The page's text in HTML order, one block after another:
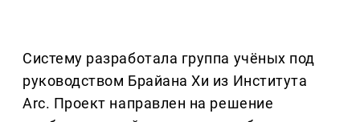
Систему разработала группа учёных под
руководством Брайана Хи из Института
Arc. Проект направлен на решение